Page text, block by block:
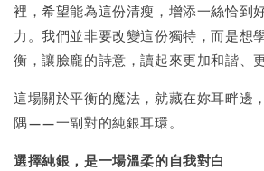
裡，希望能為這份清瘦，增添一絲恰到
力。我們並非要改變這份獨特，而是想
衡，讓臉龐的詩意，讀起來更加和諧、更
這場關於平衡的魔法，就藏在妳耳畔邊
隅——一副對的純銀耳環。
選擇純銀，是一場溫柔的自我對白